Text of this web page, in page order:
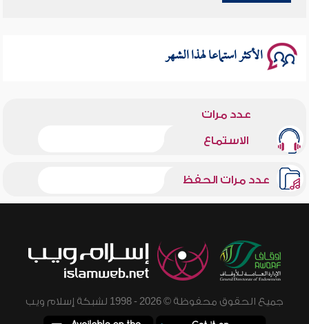
الأكثر استماعا لهذا الشهر
عدد مرات
الاستماع
عدد مرات الحفظ
جميع الحقوق محفوظة © 2026 - 1998 لشبكة إسلام ويب